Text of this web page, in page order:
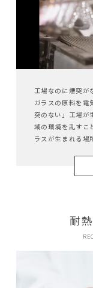
工場なのに煙突が
ガラスの原料を電
突のない」工場が
域の環境を乱すこ
ラスが生まれる場
耐